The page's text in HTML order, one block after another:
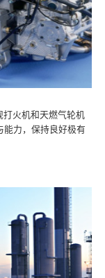
打火机和天燃气轮机
能力，保持良好极有